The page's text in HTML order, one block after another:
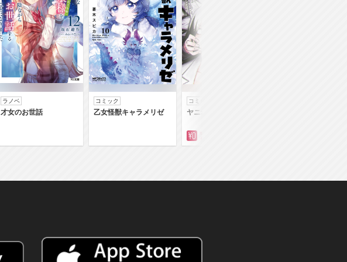
ラノベ
才女のお世話
コミック
乙女怪獣キャラメリゼ
コミック
ヤニねこ